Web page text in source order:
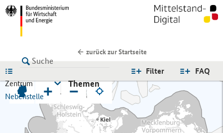
zurück zur Startseite
FAQ
Filter
Zentrum
Nebenstelle
Themen
+ −